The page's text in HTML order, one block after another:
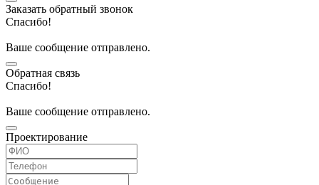
Заказать обратный звонок
Спасибо!
Ваше сообщение отправлено.
Обратная связь
Спасибо!
Ваше сообщение отправлено.
Проектирование